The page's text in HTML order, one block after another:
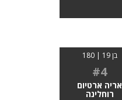
בן 19 | 180
#4
אריה ארטיום
רוחלינה